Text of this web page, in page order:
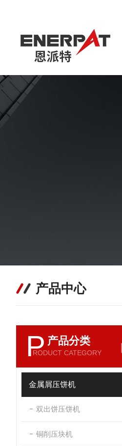
产品中心
P 产品分类
RODUCT CATEGORY
金属屑压饼机
双出饼压饼机
铜削压块机